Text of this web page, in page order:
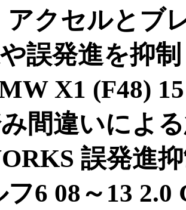
アクセルとブ
誤発進を抑
X1 (F48)
間違いによ
誤発進
フ6 08～13